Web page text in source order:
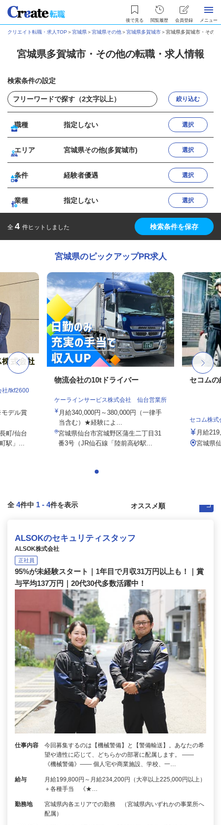
後で見る 閲覧履歴 会員登録 メニュー
クリエイト転職・求人TOP ＞宮城県＞宮城県その他＞宮城県多賀城市＞宮城県多賀城市・その
宮城県多賀城市・その他の転職・求人情報
検索条件の設定
絞り込む
職種 指定しない 選択
エリア 宮城県その他(多賀城市) 選択
条件 経験者優遇 選択
業種 指定しない 選択
全 4 件ヒットしました 検索条件を保存
宮城県のピックアップPR求人
社/tkf2600
デル賞
町/仙台
駅」...
物流会社の10tドライバー
ケーラインサービス株式会社 仙台営業所
月給340,000円～380,000円（一律手
当含む）★経験によ...
宮城県仙台市宮城野区蒲生二丁目31
番3号（JR仙石線「陸前高砂駅...
セコムの
セコム株式
月給
宮城県
全 4件中 1 - 4件を表示
ALSOKのセキュリティスタッフ
ALSOK株式会社
正社員
95%が未経験スタート｜1年目で月収31万円以上も！｜賞
与平均137万円｜20代30代多数活躍中！
仕事内容
今回募集するのは【機械警備】と【警備輸送】。あなたの希
望や適性に応じて、どちらかの部署に配属します。 ――
《機械警備》―― 個人宅や商業施設、学校、一…
給与
月給199,800円～月給234,200円（大卒以上225,000円以上）
＋各種手当 《★…
勤務地
宮城県内各エリアでの勤務 （宮城県内いずれかの事業所へ
配属）